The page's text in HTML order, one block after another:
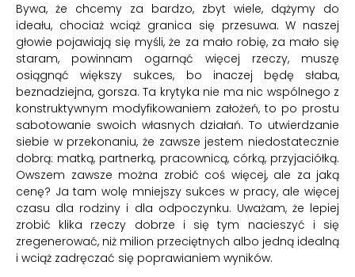
Bywa, że chcemy za bardzo, zbyt wiele, dążymy do
ideału, chociaż wciąż granica się przesuwa. W naszej
głowie pojawiają się myśli, że za mało robię, za mało się
staram, powinnam ogarnąć więcej rzeczy, muszę
osiągnąć większy sukces, bo inaczej będę słaba,
beznadziejna, gorsza. Ta krytyka nie ma nic wspólnego z
konstruktywnym modyfikowaniem założeń, to po prostu
sabotowanie swoich własnych działań. To utwierdzanie
siebie w przekonaniu, że zawsze jestem niedostatecznie
dobrą: matką, partnerką, pracownicą, córką, przyjaciółką.
Owszem zawsze można zrobić coś więcej, ale za jaką
cenę? Ja tam wolę mniejszy sukces w pracy, ale więcej
czasu dla rodziny i dla odpoczynku. Uważam, że lepiej
zrobić klika rzeczy dobrze i się tym nacieszyć i się
zregenerować, niż milion przeciętnych albo jedną idealną
i wciąż zadręczać się poprawianiem wyników.